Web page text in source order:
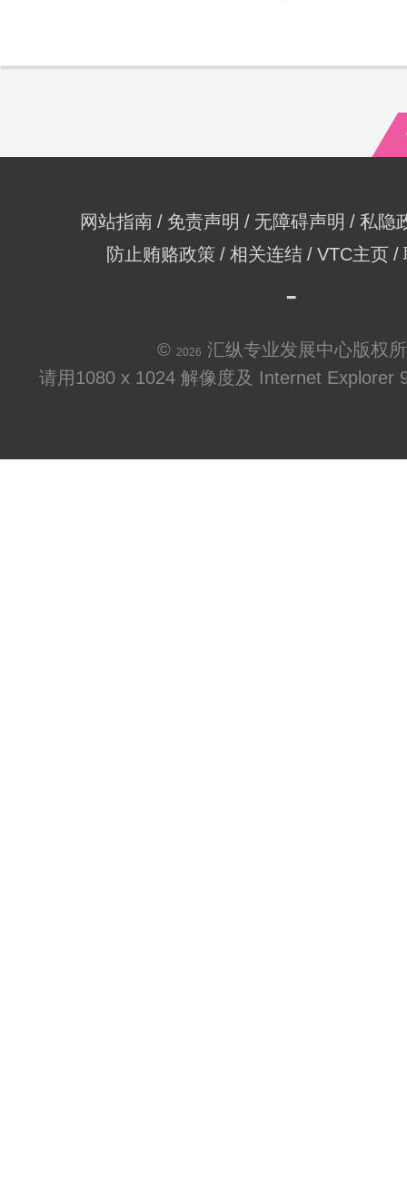
网站指南 免责声明 无障碍声明
私隐
防止贿赂政策
相关连结 VTC主页
© 2026 汇纵专业发展中心版权
请用1080 x 1024 解像度及 Internet Explorer